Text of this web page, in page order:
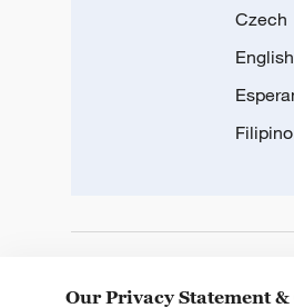
Czech
English
Filipino
Our Privacy Statement